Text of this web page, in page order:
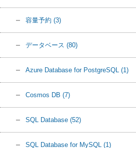
容量予約 (3)
データベース (80)
Azure Database for PostgreSQL (1)
Cosmos DB (7)
SQL Database (52)
SQL Database for MySQL (1)